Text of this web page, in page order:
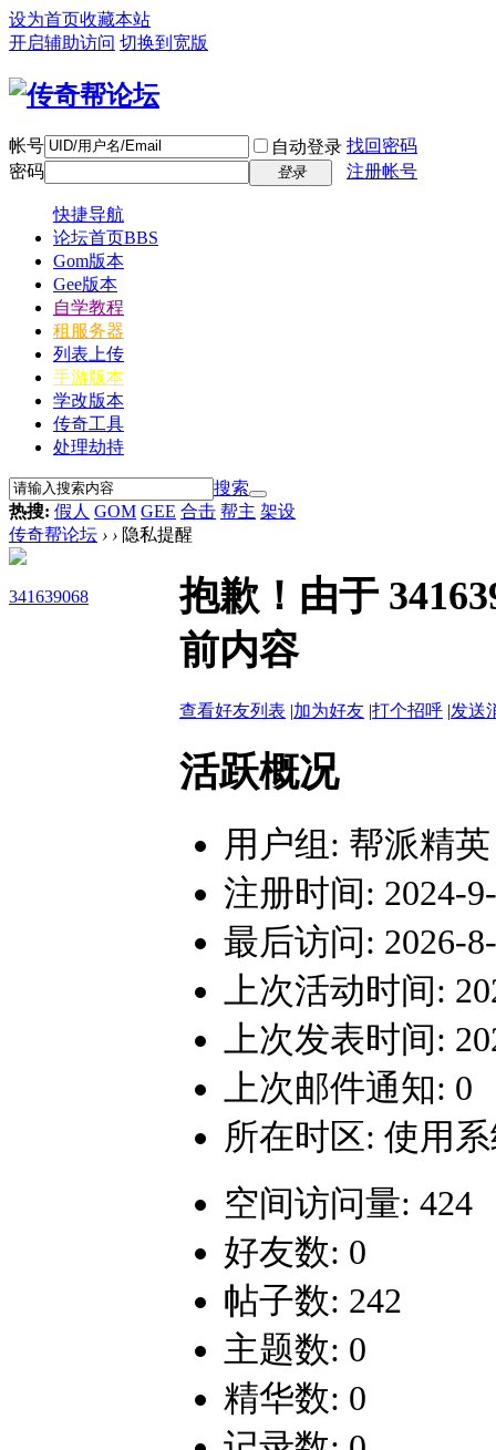
设为首页收藏本站
开启辅助访问 切换到宽版
帐号 自动登录 找回密码
密码
登录 注册帐号
快捷导航
论坛首页BBS
Gom版本
Gee版本
自学教程
租服务器
列表上传
手游版本
学改版本
传奇工具
处理劫持
搜索
热搜: 假人 GOM GEE 合击 帮主 架设
传奇帮论坛 › › 隐私提醒
341639068
抱歉！由于
前内容
查看好友列表 |加为好友 |打个招呼 |发送
活跃概况
用户组: 帮派精英
注册时间: 2024-
最后访问: 2026-
上次活动时间:
上次发表时间:
上次邮件通知: 0
所在时区: 使用
空间访问量: 424
好友数: 0
帖子数: 242
主题数: 0
精华数: 0